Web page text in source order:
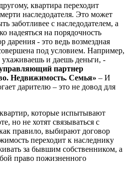
квартира переходит
наследодателя. Это может
заботливее с наследодателем, а
надеяться на порядочность
дарения - это ведь возмездная
под условием. Например,
и даешь деньги, -
партнер
Недвижимость. Семья» – И
дарителю – это не довод для
которые испытывают
но не хотят связываться с
правило, выбирают договор
переходит к наследнику
за бывшим собственником, а
право пожизненного